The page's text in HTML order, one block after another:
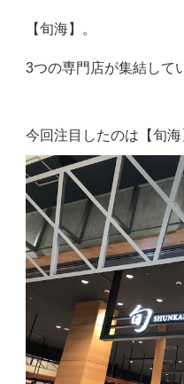
【旬海】。
3つの専門店が集結して
今回注目したのは【旬海